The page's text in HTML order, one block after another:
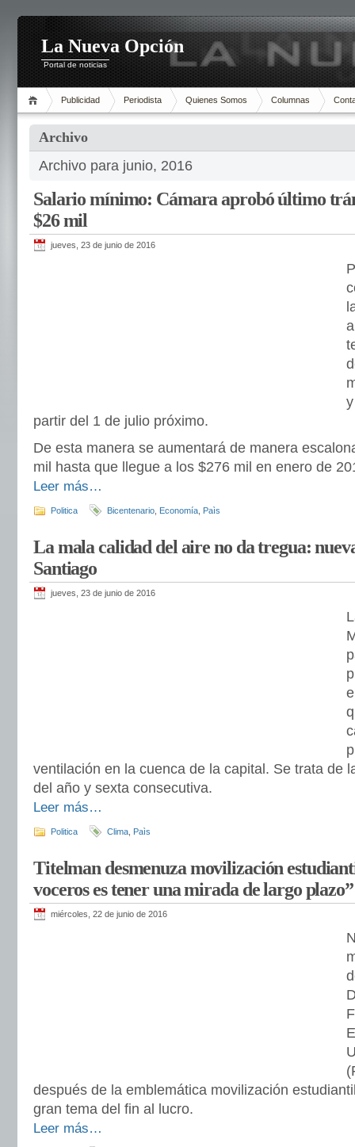
La Nueva Opción
Portal de noticias
Publicidad Periodista Quienes Somos Columnas
Archivo
Archivo para junio, 2016
Salario mínimo: Cámara aprobó último
$26 mil
jueves, 23 de junio de 2016
partir del 1 de julio próximo.
De esta manera se aumentará de manera
mil hasta que llegue a los $276 mil en enero de
Leer más…
Politica Bicentenario Economía Paìs
La mala calidad del aire no da tregua:
Santiago
jueves, 23 de junio de 2016
ventilación en la cuenca de la capital. Se trata de
del año y sexta consecutiva.
Leer más…
Politica Clima Paìs
Titelman desmenuza movilización
voceros es tener una mirada de largo plazo”
miércoles, 22 de junio de 2016
después de la emblemática movilización
gran tema del fin al lucro.
Leer más…